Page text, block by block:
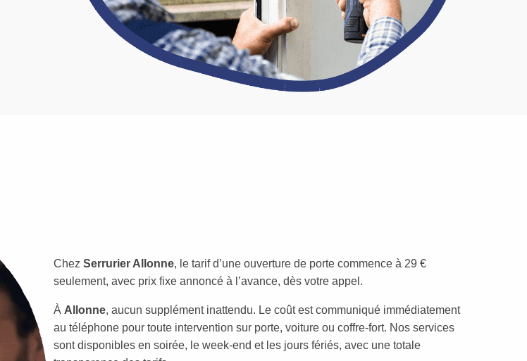
Chez Serrurier Allonne, le tarif d’une ouverture de porte commence à 29 €
seulement, avec prix fixe annoncé à l’avance, dès votre appel.
À Allonne, aucun supplément inattendu. Le coût est communiqué immédiatement
au téléphone pour toute intervention sur porte, voiture ou coffre-fort. Nos services
sont disponibles en soirée, le week-end et les jours fériés, avec une totale